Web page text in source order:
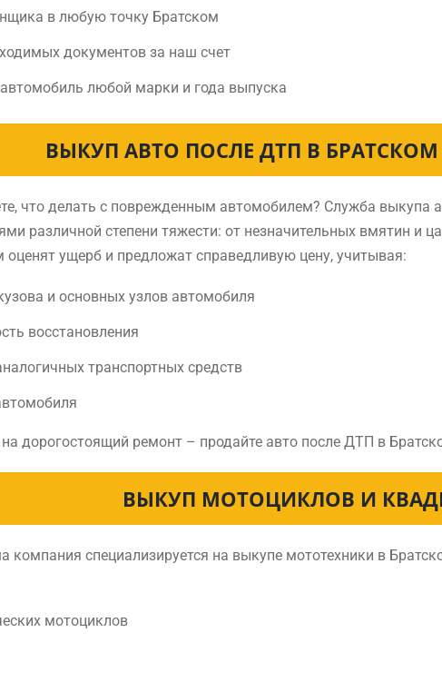
в любую точку Братском
документов за наш счет
любой марки и года выпуска
ВЫКУП АВТО ПОСЛЕ ДТП В
что делать с поврежденным автомобилем? Служба
различной степени тяжести: от незначительных вмятин и
ущерб и предложат справедливую цену, учитывая:
и основных узлов автомобиля
восстановления
транспортных средств
на дорогостоящий ремонт – продайте авто после ДТП в
ВЫКУП МОТОЦИКЛОВ И
специализируется на выкупе мототехники в
мотоциклов